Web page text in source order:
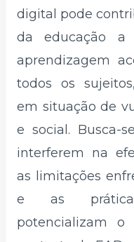
digital pode
da educação a
aprendizagem
todos os
em situação de
e social. Busca-
interferem na
as limitações
e as
potencializam o